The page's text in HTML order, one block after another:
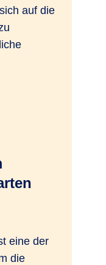
auf die
eine der
die